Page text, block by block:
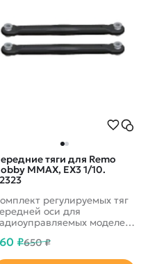
тяги для Remo
MMAX, EX3 1/10.
регулируемых тяг
оси для
моделей
1/10
₽650 ₽